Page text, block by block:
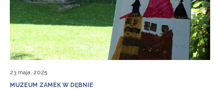
23 maja, 2025
MUZEUM ZAMEK W DĘBNIE